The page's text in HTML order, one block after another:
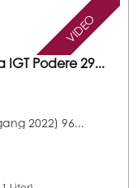
VIDEO
IGT Podere 29...
2022) 96...